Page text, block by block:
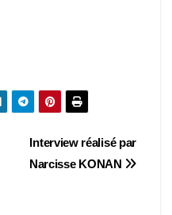
Interview réalisé par
Narcisse KONAN